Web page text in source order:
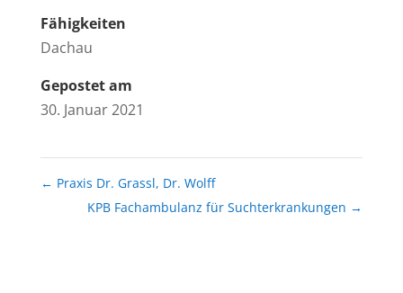
Fähigkeiten
Dachau
Gepostet am
30. Januar 2021
← Praxis Dr. Grassl, Dr. Wolff
KPB Fachambulanz für Suchterkrankungen →